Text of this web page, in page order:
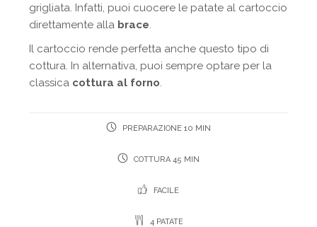
grigliata. Infatti, puoi cuocere le patate al cartoccio
direttamente alla brace.
Il cartoccio rende perfetta anche questo tipo di
cottura. In alternativa, puoi sempre optare per la
classica cottura al forno.
PREPARAZIONE 10 MIN
COTTURA 45 MIN
FACILE
4 PATATE